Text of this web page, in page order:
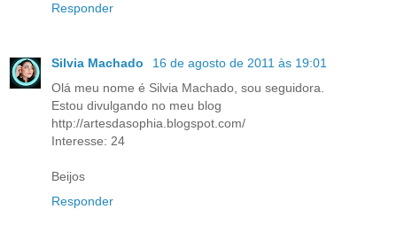
Responder
Silvia Machado
16 de agosto de 2011 às 19:01
Olá meu nome é Silvia Machado, sou seguidora.
Estou divulgando no meu blog
http://artesdasophia.blogspot.com/
Interesse: 24
Beijos
Responder